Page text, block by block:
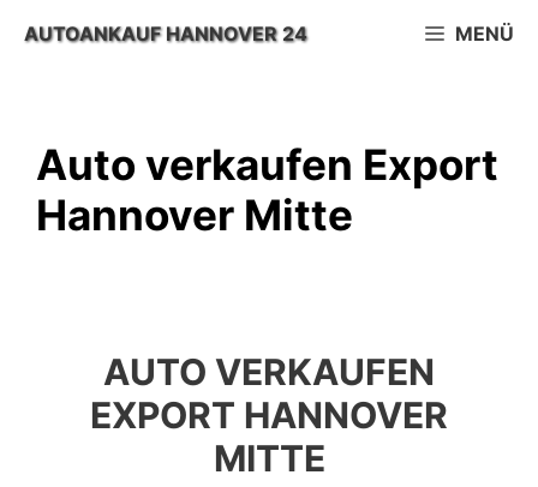
InhaltAUTOANKAUF HANNOVER 24 MENÜ
Auto verkaufen Export
Hannover Mitte
AUTO VERKAUFEN
EXPORT HANNOVER
MITTE